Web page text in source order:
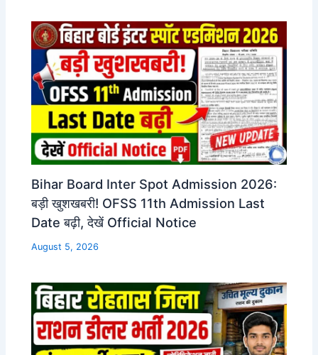
Bihar Board Inter Spot Admission 2026:
बड़ी खुशखबरी! OFSS 11th Admission Last
Date बढ़ी, देखें Official Notice
August 5, 2026